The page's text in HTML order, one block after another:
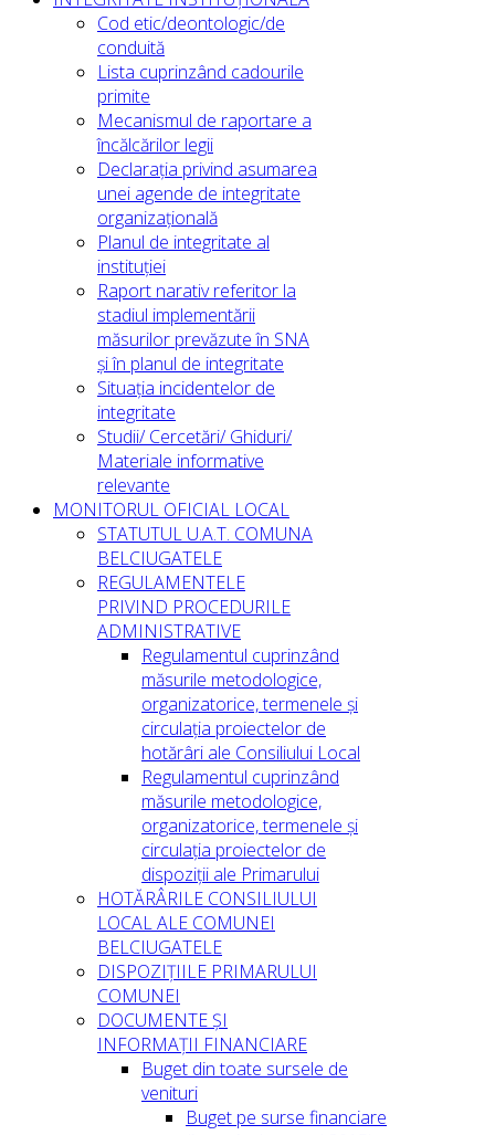
Cod etic/deontologic/de
conduită
Lista cuprinzând cadourile
primite
Mecanismul de raportare a
încălcărilor legii
Declarația privind asumarea
unei agende de integritate
organizațională
Planul de integritate al
instituției
Raport narativ referitor la
stadiul implementării
măsurilor prevăzute în SNA
și în planul de integritate
Situația incidentelor de
integritate
Studii/ Cercetări/ Ghiduri/
Materiale informative
relevante
MONITORUL OFICIAL LOCAL
STATUTUL U.A.T. COMUNA
BELCIUGATELE
REGULAMENTELE
PRIVIND PROCEDURILE
ADMINISTRATIVE
Regulamentul cuprinzând
măsurile metodologice,
organizatorice, termenele și
circulația proiectelor de
hotărâri ale Consiliului Local
Regulamentul cuprinzând
măsurile metodologice,
organizatorice, termenele și
circulația proiectelor de
dispoziții ale Primarului
HOTĂRÂRILE CONSILIULUI
LOCAL ALE COMUNEI
BELCIUGATELE
DISPOZIȚIILE PRIMARULUI
COMUNEI
DOCUMENTE ȘI
INFORMAȚII FINANCIARE
Buget din toate sursele de
venituri
Buget pe surse financiare